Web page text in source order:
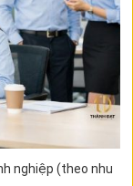
nghiệp (theo nhu